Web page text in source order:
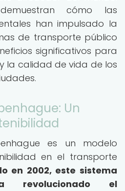
cómo las
han impulsado la
de transporte público
significativos para
la calidad de vida de los
Un
es un modelo
en el transporte
en 2002, este sistema
el